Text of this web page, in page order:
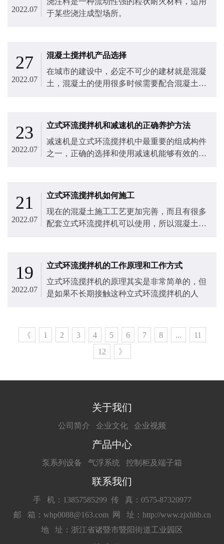
2022.07
于某些浇注成型场所。
27
2022.07
混凝土搅拌机产品选择
在城市的建设中，必定不可少的建材就是混凝
土，混凝土的使用很多时候需要配合混凝土搅
23
2022.07
立式环流搅拌机和减速机的正确养护方法
减速机是立式环流搅拌机​中最重要的组成构件
之一，正确的选择和使用减速机能够有效的提
21
2022.07
立式环流搅拌机如何施工
现在的混凝土施工工艺更加完善，而且有很多
配套立式环流搅拌机​可以使用，所以混凝土可
19
2022.07
立式环流搅拌机的工作原理和工作方式
立式环流搅拌机​的原理其实是非常简单的，但
是如果不长期接触这种立式环流搅拌机的人
《 1 2 3 4 5 6 7 8 ...
11
12
》
关于我们
公司简介 企业文化 企业视频
产品中心
泵系列设备 气浮系统 控制柜及端子箱
联系我们
手 机：13857585299 传 真：0575-87320977
邮 箱：whp0088@163.com
网 址：http://www.zjxhhb.cn
地 址：浙江省诸暨市暨阳街道工业园区